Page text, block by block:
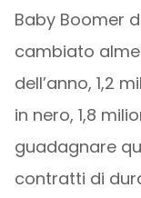
Baby Boomer
cambiato
dell’anno, 1,2
in nero, 1,8
guadagnare
contratti di